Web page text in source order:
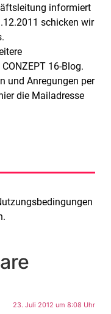
informiert
schicken wir
16-Blog.
und Anregungen per
die Mailadresse
23. Juli 2012 um 8:08 Uhr